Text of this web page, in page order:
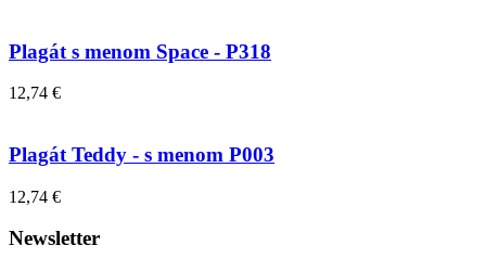
Plagát s menom Space - P318
12,74 €
Plagát Teddy - s menom P003
12,74 €
Newsletter